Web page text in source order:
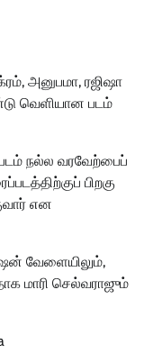
அனுபமா, ரஜிஷா
வெளியான படம்
நல்ல வரவேற்பைப்
பிறகு
என
வேளையிலும்,
மாரி செல்வராஜும்